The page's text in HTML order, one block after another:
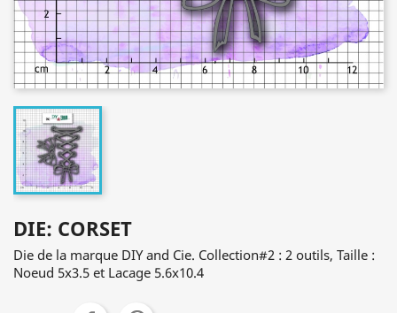
DIE: CORSET
Die de la marque DIY and Cie. Collection#2 : 2 outils, Taille :
Noeud 5x3.5 et Lacage 5.6x10.4